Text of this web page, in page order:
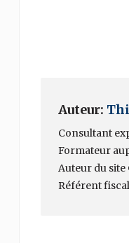
Auteur:
Consultant
Formateur
Auteur du site
Référent